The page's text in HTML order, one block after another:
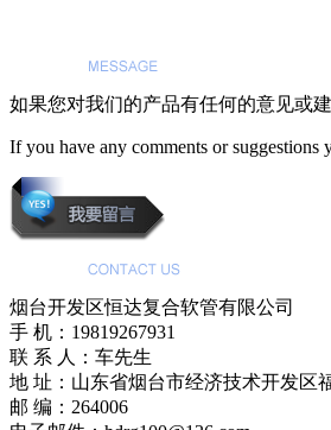
如果您对我们的产品有任何的意见或
If you have any comments or suggestions
烟台开发区恒达复合软管有限公司
手 机：19819267931
联 系 人：车先生
地 址：山东省烟台市经济技术开发区
邮 编：264006